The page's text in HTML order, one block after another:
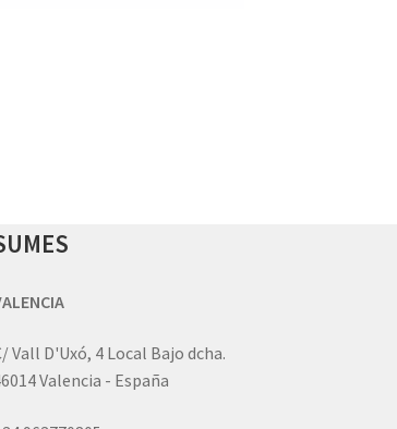
Vall D'Uxó, 4 Local Bajo dcha.
Valencia - España